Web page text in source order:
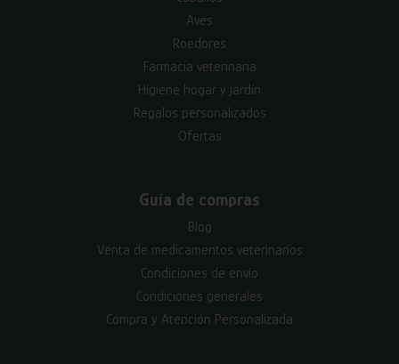
Aves
Roedores
Farmacia veterinaria
Higiene hogar y jardín
Regalos personalizados
Ofertas
Guía de compras
Blog
Venta de medicamentos veterinarios
Condiciones de envío
Condiciones generales
Compra y Atención Personalizada